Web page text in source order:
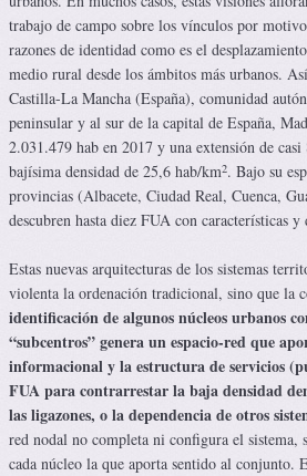
trabajo de campo sobre los vínculos por
razones de identidad como es el
medio rural desde los ámbitos más urbanos.
Castilla-La Mancha (España), comunidad
peninsular y al sur de la capital de España,
2.031.479 hab en 2017 y una extensión de
bajísima densidad de 25,6 hab/km2. Bajo su
provincias (Albacete, Ciudad Real, Cuenca,
descubren hasta diez FUA con características
Estas nuevas arquitecturas de los sistemas
violenta la ordenación tradicional, sino que la
identificación de algunos núcleos urbanos
“subcentros” genera un espacio-red que
informacional y la estructura de servicios
FUA para contrarrestar la baja densidad
las ligazones, o la dependencia de otros
red nodal no completa ni configura el sistema,
cada núcleo la que aporta sentido al conjunto.